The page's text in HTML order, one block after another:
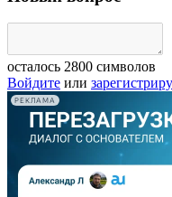
осталось 2800 символов
Войдите или
РЕКЛАМА